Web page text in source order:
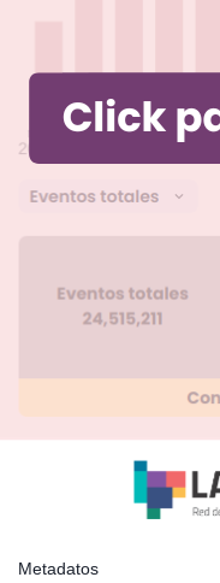
Metadatos